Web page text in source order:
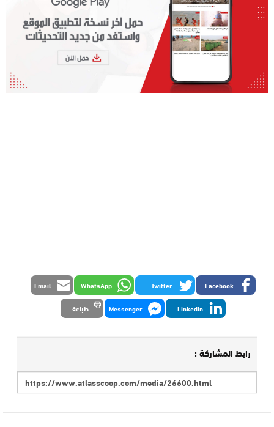
Facebook
Twitter
WhatsApp
Email
LinkedIn
Messenger طباعة
رابط المشاركة :